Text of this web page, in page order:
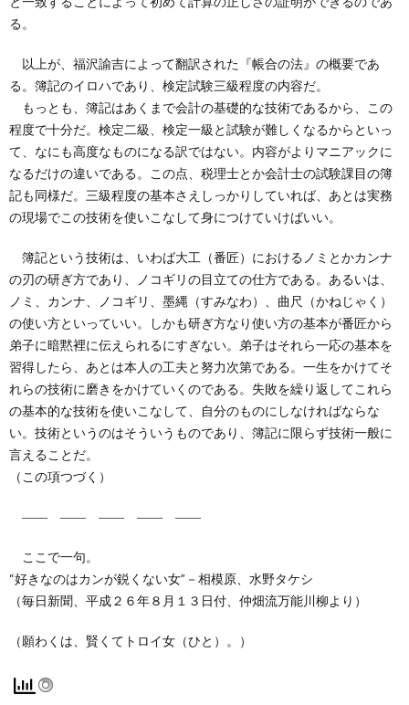
る。
以上が、福沢諭吉によって翻訳された『帳合の法』の概要であ
る。簿記のイロハであり、検定試験三級程度の内容だ。
もっとも、簿記はあくまで会計の基礎的な技術であるから、この
程度で十分だ。検定二級、検定一級と試験が難しくなるからといっ
て、なにも高度なものになる訳ではない。内容がよりマニアックに
なるだけの違いである。この点、税理士とか会計士の試験課目の簿
記も同様だ。三級程度の基本さえしっかりしていれば、あとは実務
の現場でこの技術を使いこなして身につけていけばいい。
簿記という技術は、いわば大工（番匠）におけるノミとかカンナ
の刃の研ぎ方であり、ノコギリの目立ての仕方である。あるいは、
ノミ、カンナ、ノコギリ、墨縄（すみなわ）、曲尺（かねじゃく）
の使い方といっていい。しかも研ぎ方なり使い方の基本が番匠から
弟子に暗黙裡に伝えられるにすぎない。弟子はそれら一応の基本を
習得したら、あとは本人の工夫と努力次第である。一生をかけてそ
れらの技術に磨きをかけていくのである。失敗を繰り返してこれら
の基本的な技術を使いこなして、自分のものにしなければならな
い。技術というのはそういうものであり、簿記に限らず技術一般に
言えることだ。
（この項つづく）
―― ―― ―― ―― ――
ここで一句。
“好きなのはカンが鋭くない女”－相模原、水野タケシ
（毎日新聞、平成２６年８月１３日付、仲畑流万能川柳より）
（願わくは、賢くてトロイ女（ひと）。）